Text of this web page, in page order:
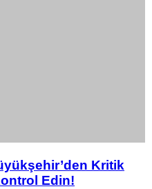
Kritik
Edin!